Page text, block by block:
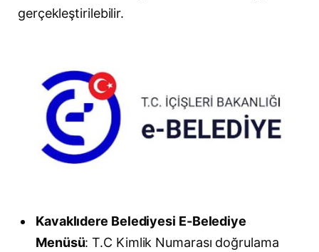
gerçekleştirilebilir.
Kavaklıdere Belediyesi E-Belediye
Menüsü: T.C Kimlik Numarası doğrulama